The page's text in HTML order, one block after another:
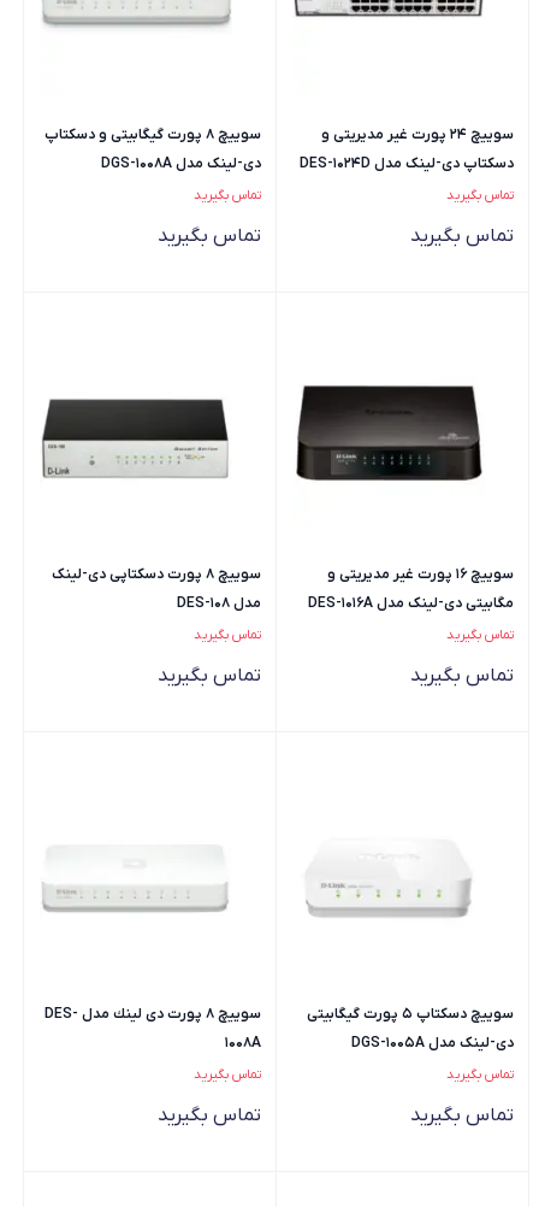
سوییچ 24 پورت غیر مدیریتی و
دسکتاپ دی-لینک مدل DES-1024D
تماس بگیرید
تماس بگیرید
سوییچ 8 پورت گیگابیتی و دسکتاپ
دی-لینک مدل DGS-1008A
تماس بگیرید
تماس بگیرید
سوییچ 16 پورت غیر مدیریتی و
مگابیتی دی-لینک مدل DES-1016A
تماس بگیرید
تماس بگیرید
سوییچ 8 پورت دسکتاپی دی-لینک
مدل DES-108
تماس بگیرید
تماس بگیرید
سوییچ دسکتاپ 5 پورت گیگابیتی
دی-لینک مدل DGS-1005A
تماس بگیرید
تماس بگیرید
سوييچ 8 پورت دى لينك مدل DES-
1008A
تماس بگیرید
تماس بگیرید